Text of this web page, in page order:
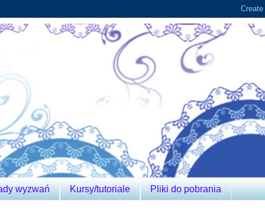
wyzwań Kursy/tutoriale Pliki do pobrania